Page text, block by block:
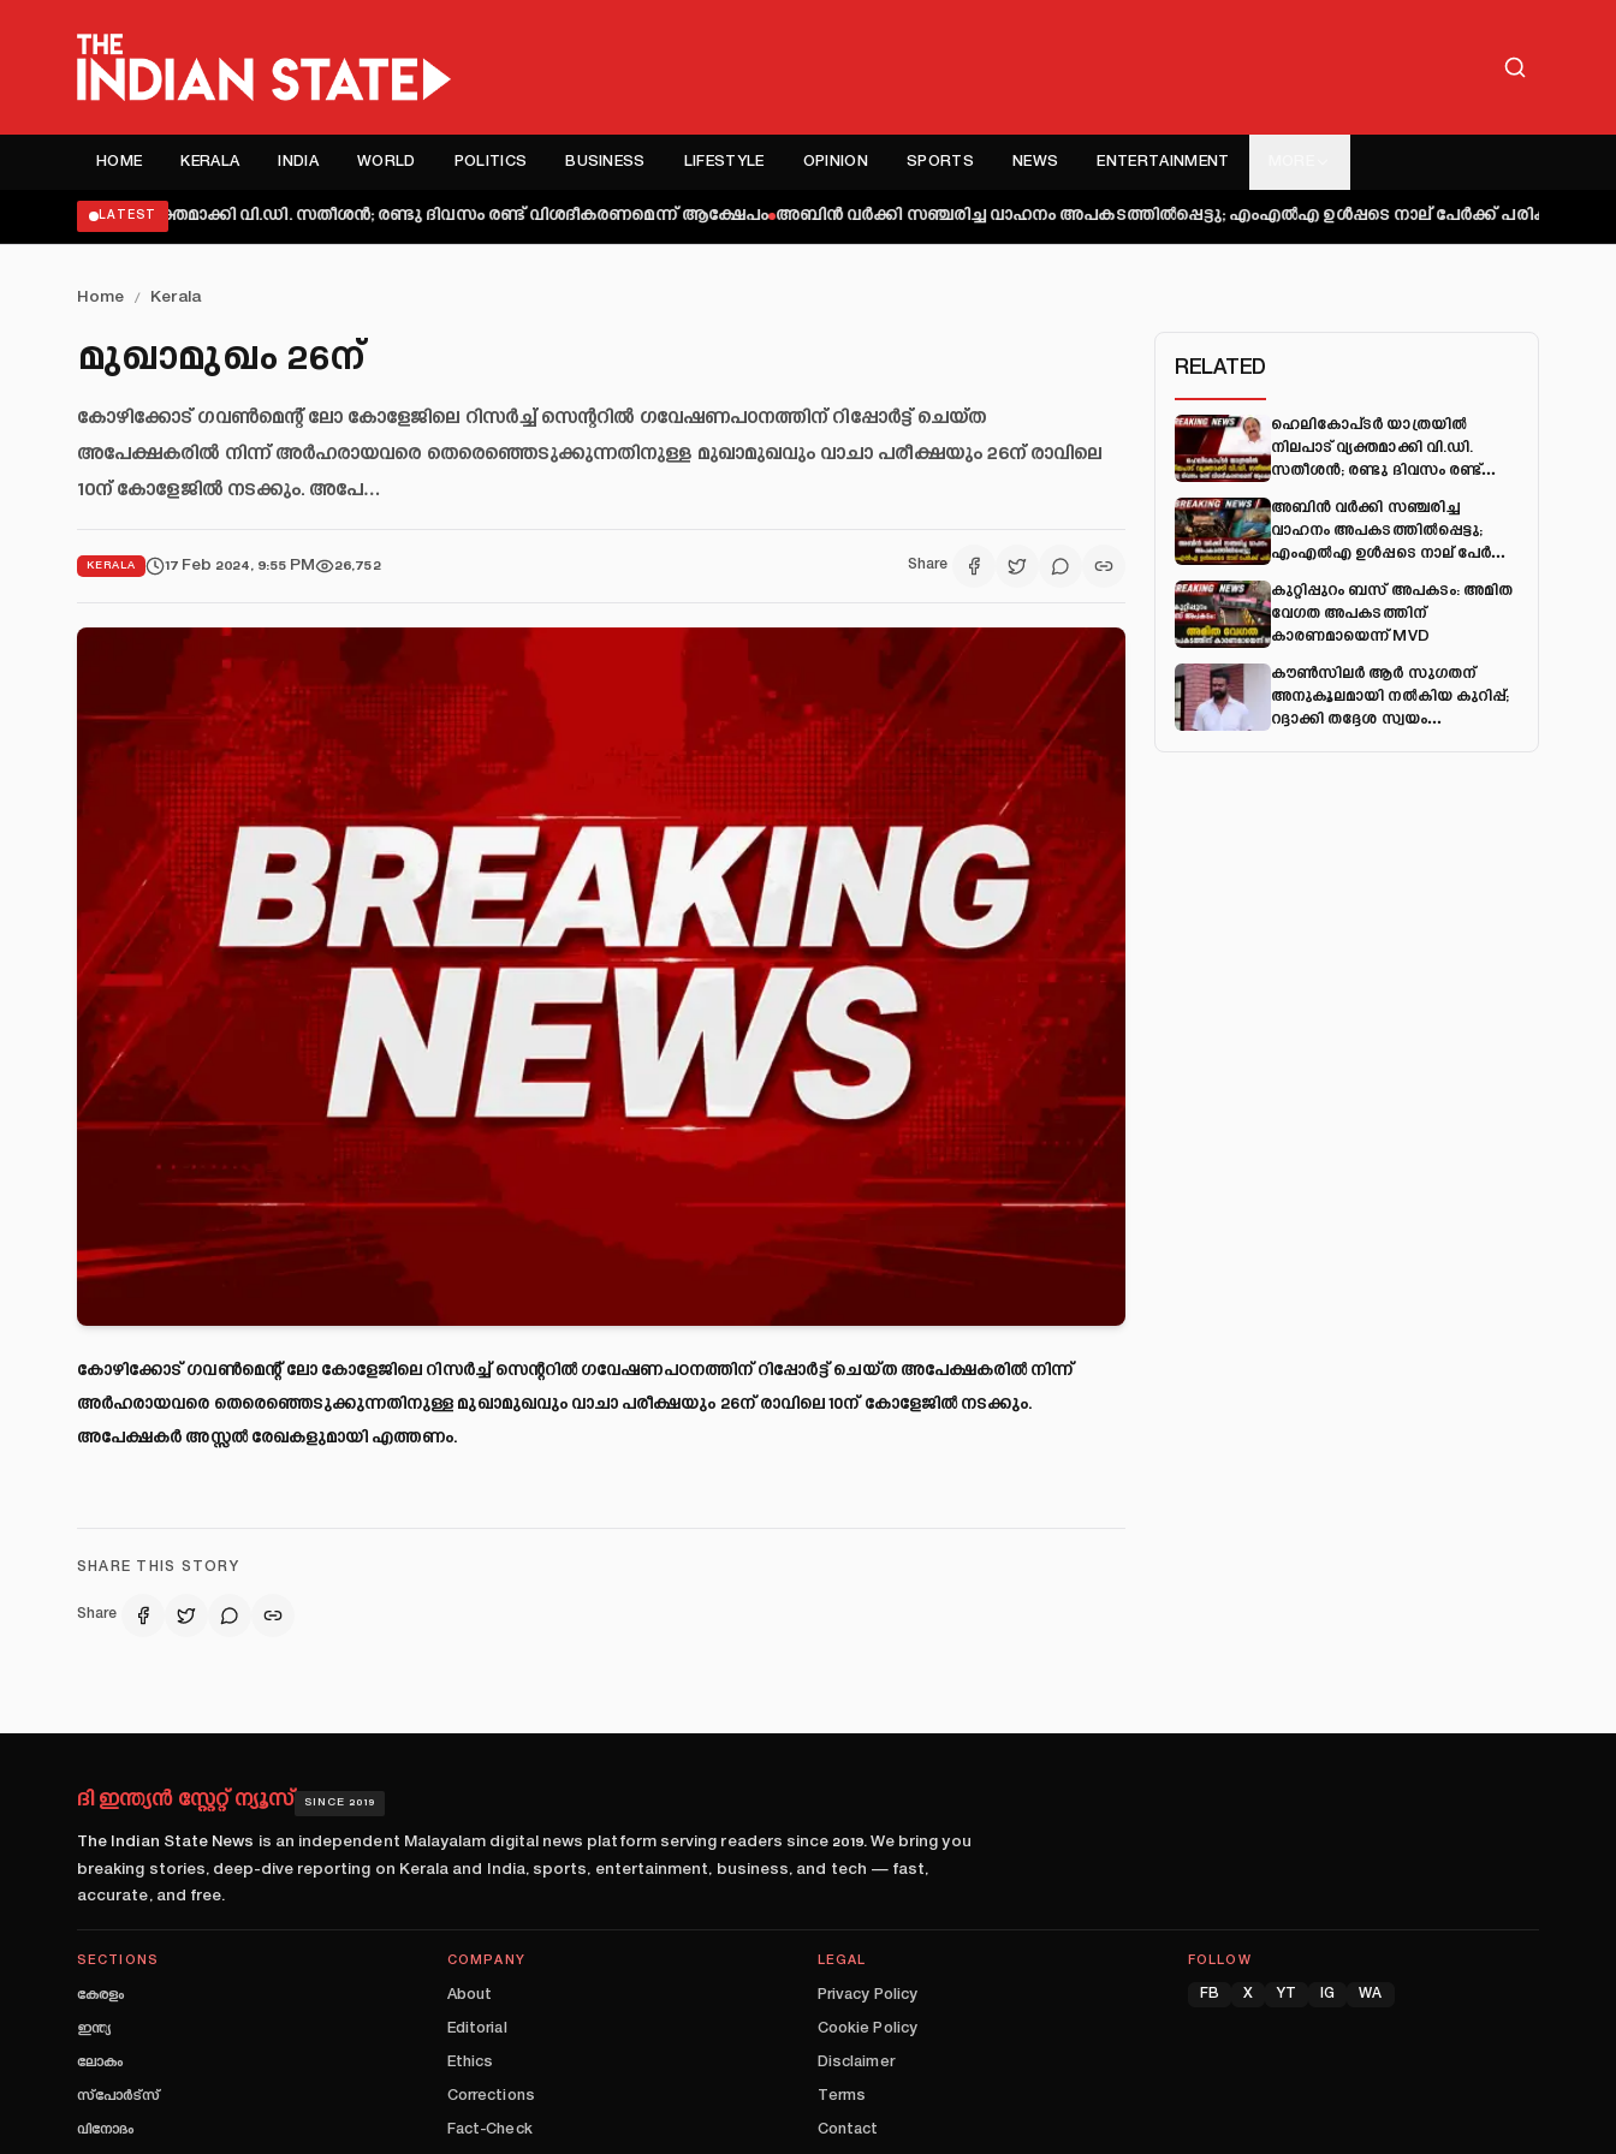
HOME KERALA INDIA WORLD POLITICS BUSINESS LIFESTYLE OPINION SPORTS NEWS ENTERTAINMENT
LATEST
വ്യക്തമാക്കി വി.ഡി. സതീശൻ; രണ്ടു ദിവസം രണ്ട് വിശദീകരണമെന്ന് ആക്ഷേപം അബിന്‍ വര്‍ക്കി സഞ്ചരിച്ച വാഹനം അപകടത്തില്‍പ്പെട്ടു; എംഎല്‍എ ഉള്‍പ്പടെ നാല് പേര്‍ക്ക് പരിക്ക് കുറ്റിപ്പുറം
Home / Kerala
മുഖാമുഖം 26ന്
കോഴിക്കോട് ഗവൺമെന്റ് ലോ കോളേജിലെ റിസർച്ച് സെന്ററിൽ ഗവേഷണപഠനത്തിന് റിപ്പോർട്ട് ചെയ്ത
അപേക്ഷകരിൽ നിന്ന് അർഹരായവരെ തെരെഞ്ഞെടുക്കുന്നതിനുള്ള മുഖാമുഖവും വാചാ പരീക്ഷയും 26ന് രാവിലെ
10ന് കോളേജിൽ നടക്കും. അപേ…
KERALA 17 Feb 2024, 9:55 PM 26,752 Share
കോഴിക്കോട് ഗവൺമെന്റ് ലോ കോളേജിലെ റിസർച്ച് സെന്ററിൽ ഗവേഷണപഠനത്തിന് റിപ്പോർട്ട് ചെയ്ത അപേക്ഷകരിൽ നിന്ന്
അർഹരായവരെ തെരെഞ്ഞെടുക്കുന്നതിനുള്ള മുഖാമുഖവും വാചാ പരീക്ഷയും 26ന് രാവിലെ 10ന് കോളേജിൽ നടക്കും.
അപേക്ഷകർ അസ്സൽ രേഖകളുമായി എത്തണം.
SHARE THIS STORY
Share
RELATED
ഹെലികോപ്ടർ യാത്രയിൽ
നിലപാട് വ്യക്തമാക്കി വി.ഡി.
സതീശൻ; രണ്ടു ദിവസം രണ്ട്
അബിന്‍ വര്‍ക്കി സഞ്ചരിച്ച
വാഹനം അപകടത്തില്‍പ്പെട്ടു;
എംഎല്‍എ ഉള്‍പ്പടെ നാല് പേര്‍ക്ക്
കുറ്റിപ്പുറം ബസ് അപകടം: അമിത
വേഗത അപകടത്തിന്
കാരണമായെന്ന് MVD
കൗൺസിലർ ആർ സുഗതന്
അനുകൂലമായി നല്‍കിയ കുറിപ്പ്;
റദ്ദാക്കി തദ്ദേശ സ്വയം
ദി ഇന്ത്യൻ സ്റ്റേറ്റ് ന്യൂസ് SINCE 2019
The Indian State News is an independent Malayalam digital news platform serving readers since 2019. We bring you
breaking stories, deep-dive reporting on Kerala and India, sports, entertainment, business, and tech — fast,
accurate, and free.
SECTIONS
കേരളം
ഇന്ത്യ
ലോകം
സ്പോർട്സ്
വിനോദം
COMPANY
About
Editorial
Ethics
Corrections
Fact-Check
LEGAL
Privacy Policy
Cookie Policy
Disclaimer
Terms
Contact
FOLLOW
FB X YT IG WA